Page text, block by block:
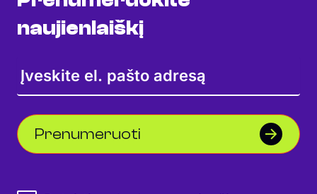
naujienlaiškį
Prenumeruoti